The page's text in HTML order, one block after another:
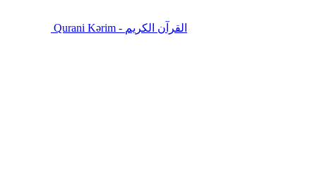
Qurani Kərim - القرآن الكريم